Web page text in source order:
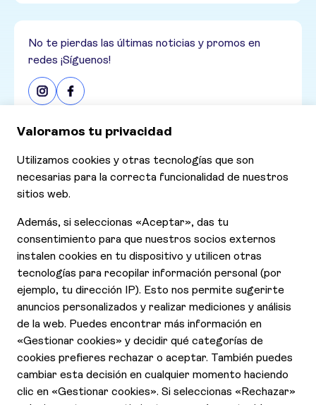
No te pierdas las últimas noticias y promos en
redes ¡Síguenos!
Consultar nuestras últimas ofertas
Ofertas
Contáctanos
Declaración de Accesibilidad
Aviso de Privacidad
Cookies
Contrato y condiciones generales
Quienes somos